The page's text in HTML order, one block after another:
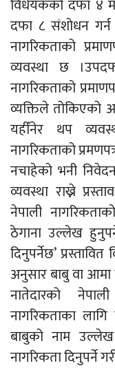
विधेयकको दफा ४
दफा ८ संशोधन
नागरिकताको
व्यवस्था छ
नागरिकताको
व्यक्तिले तोकिएको
यहीँनेर थप
नागरिकताको
नचाहेको भनी
व्यवस्था राख्ने
नेपाली
ठेगाना उल्लेख
दिनुपर्नेछ’
अनुसार बाबु वा आमा
नातेदारको
नागरिकताका
बाबुको नाम
नागरिकता दिनुपर्ने